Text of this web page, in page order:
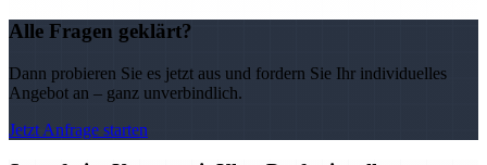
Alle Fragen geklärt?
Dann probieren Sie es jetzt aus und fordern Sie Ihr individuelles
Angebot an – ganz unverbindlich.
Jetzt Anfrage starten